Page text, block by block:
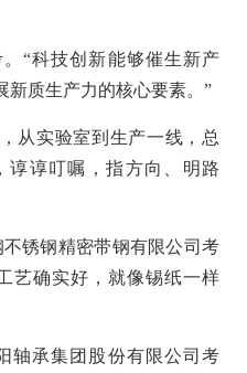
“科技创新能够催生新产
新质生产力的核心要素。”
从实验室到生产一线，总
谆谆叮嘱，指方向、明路
不锈钢精密带钢有限公司考
艺确实好，就像锡纸一样
轴承集团股份有限公司考